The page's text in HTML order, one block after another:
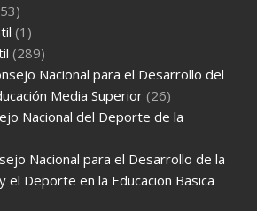
(1)
(289)
Nacional para el Desarrollo del
Media Superior (26)
Nacional del Deporte de la
Nacional para el Desarrollo de la
el Deporte en la Educacion Basica